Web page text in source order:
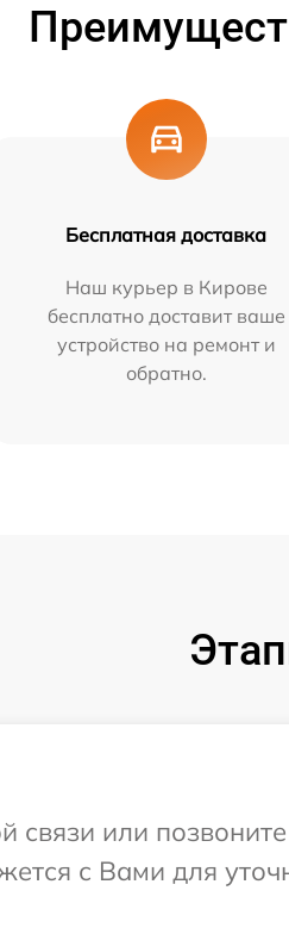
Бесплатная доставка
Наш курьер в Кирове
бесплатно доставит ваше
устройство на ремонт и
обратно.
связи или
с Вами для